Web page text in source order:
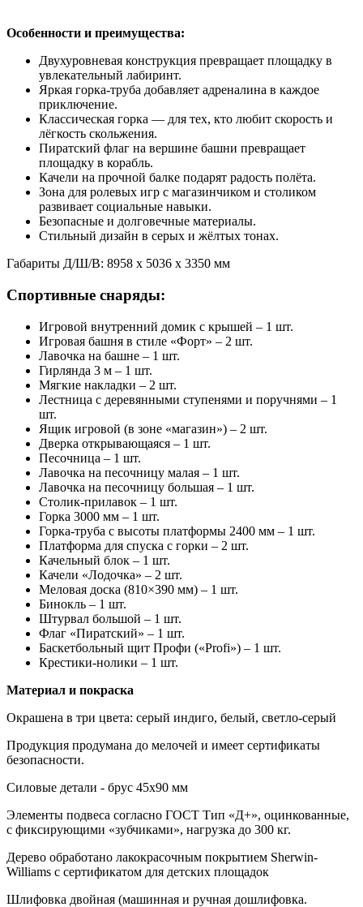
Особенности и преимущества:
Двухуровневая конструкция превращает площадку в
увлекательный лабиринт.
Яркая горка-труба добавляет адреналина в каждое
приключение.
Классическая горка — для тех, кто любит скорость и
лёгкость скольжения.
Пиратский флаг на вершине башни превращает
площадку в корабль.
Качели на прочной балке подарят радость полёта.
Зона для ролевых игр с магазинчиком и столиком
развивает социальные навыки.
Безопасные и долговечные материалы.
Стильный дизайн в серых и жёлтых тонах.
Габариты Д/Ш/В: 8958 х 5036 х 3350 мм
Спортивные снаряды:
Игровой внутренний домик с крышей – 1 шт.
Игровая башня в стиле «Форт» – 2 шт.
Лавочка на башне – 1 шт.
Гирлянда 3 м – 1 шт.
Мягкие накладки – 2 шт.
Лестница с деревянными ступенями и поручнями – 1
шт.
Ящик игровой (в зоне «магазин») – 2 шт.
Дверка открывающаяся – 1 шт.
Песочница – 1 шт.
Лавочка на песочницу малая – 1 шт.
Лавочка на песочницу большая – 1 шт.
Столик-прилавок – 1 шт.
Горка 3000 мм – 1 шт.
Горка-труба с высоты платформы 2400 мм – 1 шт.
Платформа для спуска с горки – 2 шт.
Качельный блок – 1 шт.
Качели «Лодочка» – 2 шт.
Меловая доска (810×390 мм) – 1 шт.
Бинокль – 1 шт.
Штурвал большой – 1 шт.
Флаг «Пиратский» – 1 шт.
Баскетбольный щит Профи («Profi») – 1 шт.
Крестики-нолики – 1 шт.
Материал и покраска
Окрашена в три цвета: серый индиго, белый, светло-серый
Продукция продумана до мелочей и имеет сертификаты
безопасности.
Силовые детали - брус 45х90 мм
Элементы подвеса согласно ГОСТ Тип «Д+», оцинкованные,
с фиксирующими «зубчиками», нагрузка до 300 кг.
Дерево обработано лакокрасочным покрытием Sherwin-
Williams с сертификатом для детских площадок
Шлифовка двойная (машинная и ручная дошлифовка.